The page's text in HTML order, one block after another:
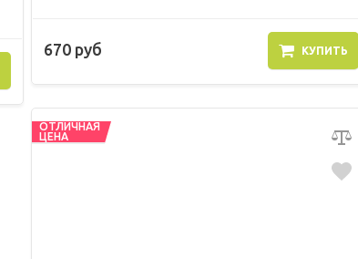
670 руб КУПИТЬ
ОТЛИЧНАЯ
ЦЕНА